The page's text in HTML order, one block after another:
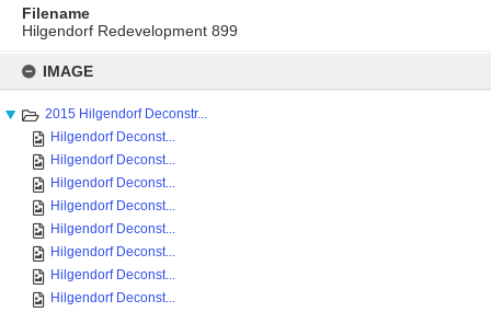
content
IMAGE
2015 Hilgendorf Deconstr...
Hilgendorf Deconst...
Hilgendorf Deconst...
Hilgendorf Deconst...
Hilgendorf Deconst...
Hilgendorf Deconst...
Hilgendorf Deconst...
Hilgendorf Deconst...
Hilgendorf Deconst...
Filename
Hilgendorf Redevelopment 899